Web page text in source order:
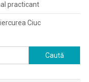
practicant
Ciuc
Caută
după: